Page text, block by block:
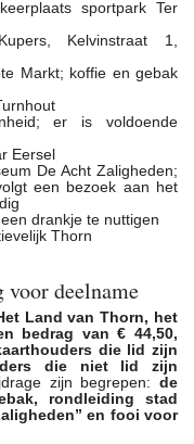
sportpark Ter
Kelvinstraat 1,
Markt; koffie en gebak
er is voldoende
Eersel
De Acht Zaligheden;
een bezoek aan het
drankje te nuttigen
Thorn
voor deelname
Land van Thorn, het
bedrag van € 44,50,
die lid zijn
die niet lid zijn
zijn begrepen: de
rondleiding stad
en fooi voor